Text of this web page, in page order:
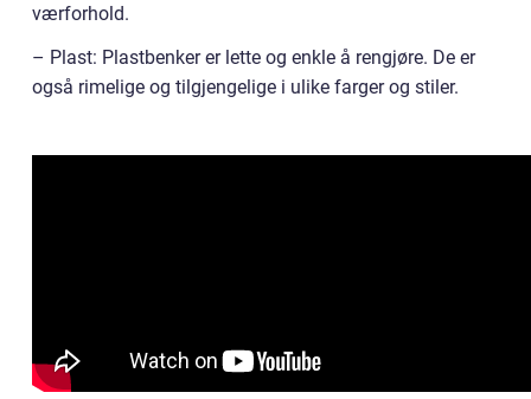
værforhold.
– Plast: Plastbenker er lette og enkle å rengjøre. De er
også rimelige og tilgjengelige i ulike farger og stiler.